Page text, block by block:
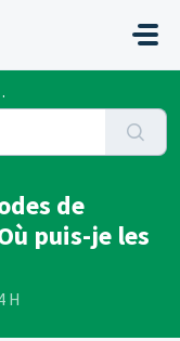
de
puis-je les
H